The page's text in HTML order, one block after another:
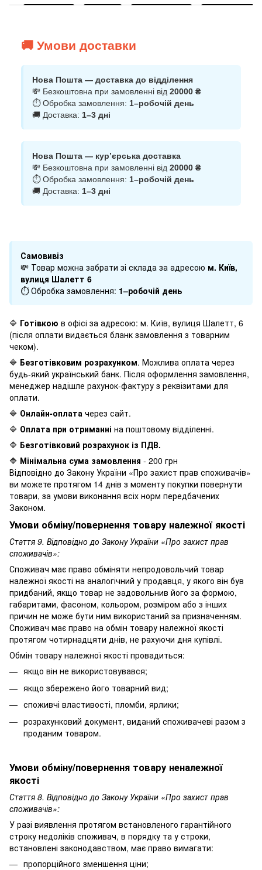
🚚 Умови доставки
Нова Пошта — доставка до відділення
💸 Безкоштовна при замовленні від 20000 ₴
⏱ Обробка замовлення: 1–робочій день
🚚 Доставка: 1–3 дні
Нова Пошта — кур’єрська доставка
💸 Безкоштовна при замовленні від 20000 ₴
⏱ Обробка замовлення: 1–робочій день
🚚 Доставка: 1–3 дні
Самовивіз
💸 Товар можна забрати зі склада за адресою м. Київ,
вулиця Шалетт 6
⏱ Обробка замовлення: 1–робочій день
🔷 Готівкою в офісі за адресою: м. Київ, вулиця Шалетт, 6
(після оплати видається бланк замовлення з товарним
чеком).
🔷 Безготівковим розрахунком. Можлива оплата через
будь-який український банк. Після оформлення замовлення,
менеджер надішле рахунок-фактуру з реквізитами для
оплати.
🔷 Онлайн-оплата через сайт.
🔷 Оплата при отриманні на поштовому відділенні.
🔷 Безготівковий розрахунок із ПДВ.
🔷 Мінімальна сума замовлення - 200 грн
Відповідно до Закону України «Про захист прав споживачів»
ви можете протягом 14 днів з моменту покупки повернути
товари, за умови виконання всіх норм передбачених
Законом.
Умови обміну/повернення товару належної якості
Стаття 9. Відповідно до Закону України «Про захист прав
споживачів»:
Споживач має право обміняти непродовольчий товар
належної якості на аналогічний у продавця, у якого він був
придбаний, якщо товар не задовольнив його за формою,
габаритами, фасоном, кольором, розміром або з інших
причин не може бути ним використаний за призначенням.
Споживач має право на обмін товару належної якості
протягом чотирнадцяти днів, не рахуючи дня купівлі.
Обмін товару належної якості провадиться:
якщо він не використовувався;
якщо збережено його товарний вид;
споживчі властивості, пломби, ярлики;
розрахунковий документ, виданий споживачеві разом з
проданим товаром.
Умови обміну/повернення товару неналежної
якості
Стаття 8. Відповідно до Закону України «Про захист прав
споживачів»:
У разі виявлення протягом встановленого гарантійного
строку недоліків споживач, в порядку та у строки,
встановлені законодавством, має право вимагати:
пропорційного зменшення ціни;